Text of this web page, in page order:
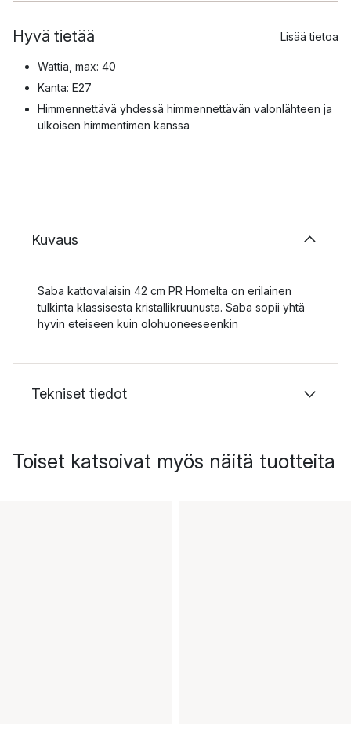
Hyvä tietää Lisää tietoa
Wattia, max: 40
Kanta: E27
Himmennettävä yhdessä himmennettävän valonlähteen ja
ulkoisen himmentimen kanssa
Kuvaus
Saba kattovalaisin 42 cm PR Homelta on erilainen
tulkinta klassisesta kristallikruunusta. Saba sopii yhtä
hyvin eteiseen kuin olohuoneeseenkin
Tekniset tiedot
Toiset katsoivat myös näitä tuotteita